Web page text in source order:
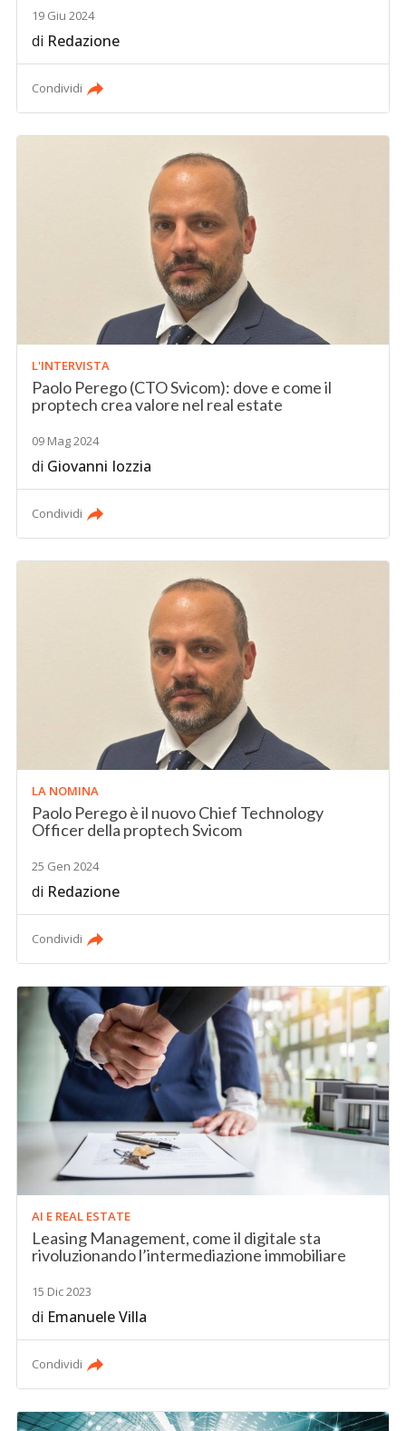
19 Giu 2024
di Redazione
Condividi
L'INTERVISTA
Paolo Perego (CTO Svicom): dove e come il
proptech crea valore nel real estate
09 Mag 2024
di Giovanni Iozzia
Condividi
LA NOMINA
Paolo Perego è il nuovo Chief Technology
Officer della proptech Svicom
25 Gen 2024
di Redazione
Condividi
AI E REAL ESTATE
Leasing Management, come il digitale sta
rivoluzionando l’intermediazione immobiliare
15 Dic 2023
di Emanuele Villa
Condividi